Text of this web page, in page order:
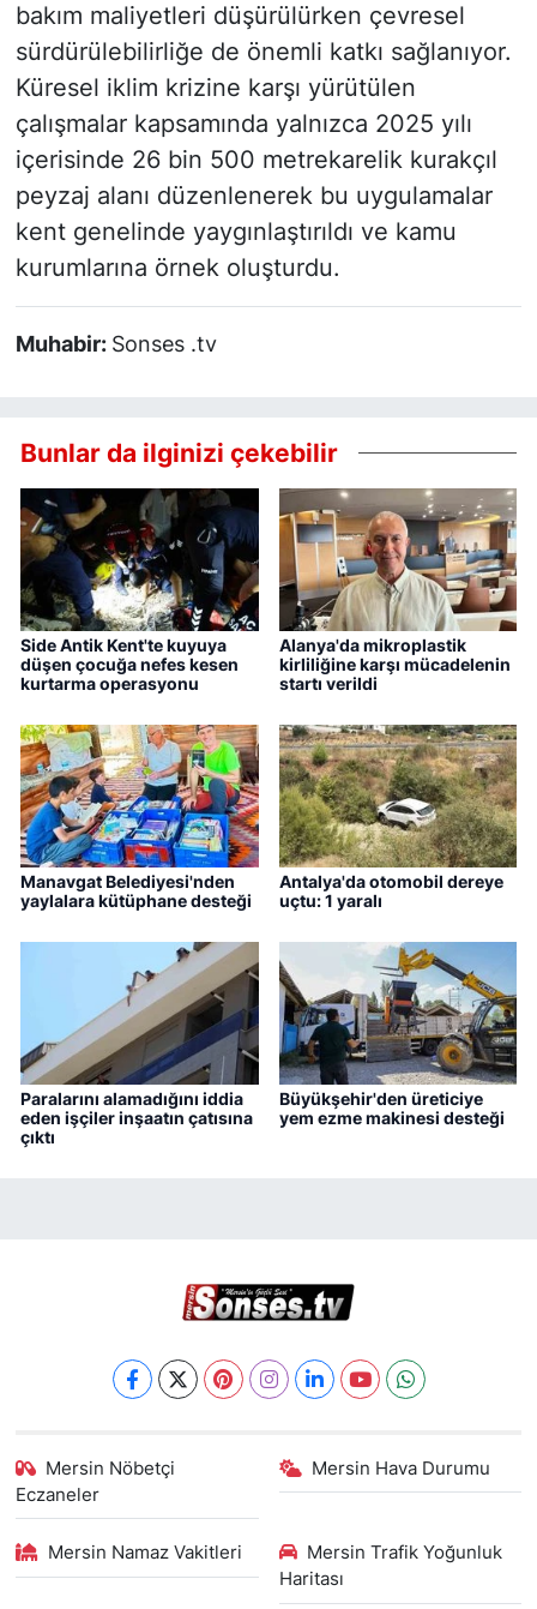
bakım maliyetleri düşürülürken çevresel
sürdürülebilirliğe de önemli katkı sağlanıyor.
Küresel iklim krizine karşı yürütülen
çalışmalar kapsamında yalnızca 2025 yılı
içerisinde 26 bin 500 metrekarelik kurakçıl
peyzaj alanı düzenlenerek bu uygulamalar
kent genelinde yaygınlaştırıldı ve kamu
kurumlarına örnek oluşturdu.
Muhabir: Sonses .tv
Bunlar da ilginizi çekebilir
Side Antik Kent'te kuyuya
düşen çocuğa nefes kesen
kurtarma operasyonu
Alanya'da mikroplastik
kirliliğine karşı mücadelenin
startı verildi
Manavgat Belediyesi'nden
yaylalara kütüphane desteği
Antalya'da otomobil dereye
uçtu: 1 yaralı
Paralarını alamadığını iddia
eden işçiler inşaatın çatısına
çıktı
Büyükşehir'den üreticiye
yem ezme makinesi desteği
Mersin Nöbetçi
Eczaneler
Mersin Hava Durumu
Mersin Namaz Vakitleri
Mersin Trafik Yoğunluk
Haritası